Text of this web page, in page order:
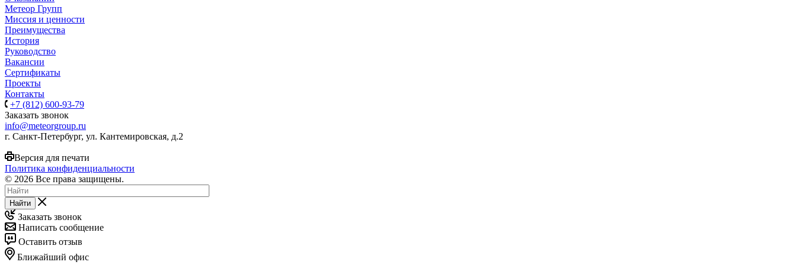
Метеор Групп
Миссия и ценности
Преимущества
История
Руководство
Вакансии
Сертификаты
Проекты
Контакты
+7 (812) 600-93-79
Заказать звонок
info@meteorgroup.ru
г. Санкт-Петербург, ул. Кантемировская, д.2
Версия для печати
Политика конфиденциальности
© 2026 Все права защищены.
Найти
Заказать звонок
Написать сообщение
Оставить отзыв
Ближайший офис